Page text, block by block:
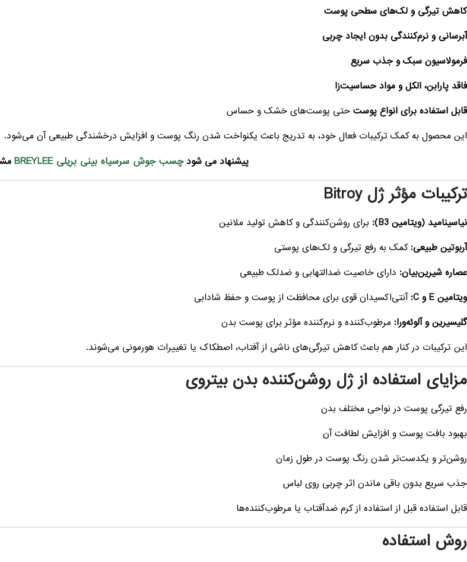
کاهش تیرگی و لک‌های سطحی پوست
آبرسانی و نرم‌کنندگی بدون ایجاد چربی
فرمولاسیون سبک و جذب سریع
فاقد پارابن، الکل و مواد حساسیت‌زا
قابل استفاده برای انواع پوست حتی پوست‌های خشک و حساس
این محصول به کمک ترکیبات فعال خود، به تدریج باعث یکنواخت شدن رنگ پوست و افزایش درخشندگی طبیعی آن می‌شود.
پیشنهاد می شودچسب جوش سرسیاه بینی بریلی BREYLEE
ترکیبات مؤثر ژل Bitroy
نیاسینامید (ویتامین B3):
برای روشن‌کنندگی و کاهش تولید ملانین
آربوتین طبیعی: کمک به رفع تیرگی و لک‌های پوستی
عصاره شیرین‌بیان: دارای خاصیت ضدالتهابی و ضدلک طبیعی
ویتامین E و C:
آنتی‌اکسیدان قوی برای محافظت از پوست و حفظ شادابی
گلیسیرین و آلوئه‌ورا: مرطوب‌کننده و نرم‌کننده مؤثر برای پوست بدن
این ترکیبات در کنار هم باعث کاهش تیرگی‌های ناشی از آفتاب، اصطکاک یا تغییرات هورمونی می‌شوند.
مزایای استفاده از ژل روشن‌کننده بدن بیتروی
رفع تیرگی پوست در نواحی مختلف بدن
بهبود بافت پوست و افزایش لطافت آن
روشن‌تر و یکدست‌تر شدن رنگ پوست در طول زمان
جذب سریع بدون باقی ماندن اثر چربی روی لباس
قابل استفاده قبل از استفاده از کرم ضدآفتاب یا مرطوب‌کننده‌ها
روش استفاده